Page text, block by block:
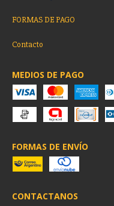
FORMAS DE PAGO
Contacto
MEDIOS DE PAGO
FORMAS DE ENVÍO
CONTACTANOS